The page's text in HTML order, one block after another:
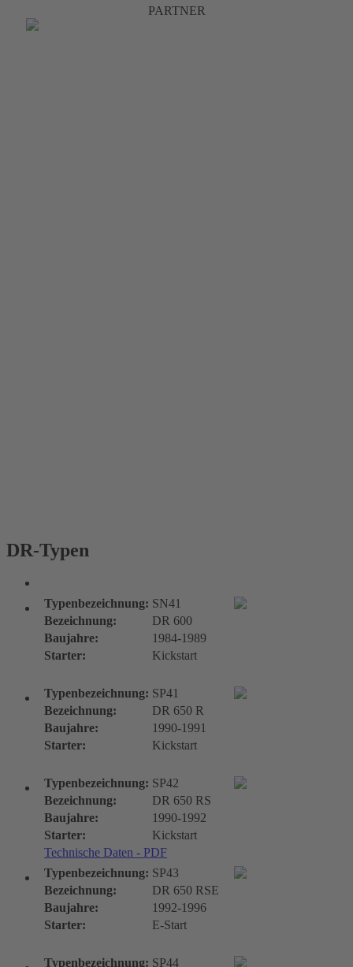
PARTNER
DR-Typen
Typenbezeichnung: SN41
Bezeichnung:
DR 600
Baujahre:
1984-1989
Starter:
Kickstart
Typenbezeichnung: SP41
Bezeichnung:
DR 650 R
Baujahre:
1990-1991
Starter:
Kickstart
Typenbezeichnung: SP42
Bezeichnung:
DR 650 RS
Baujahre:
1990-1992
Starter:
Kickstart
Technische Daten - PDF
Typenbezeichnung: SP43
Bezeichnung:
DR 650 RSE
Baujahre:
1992-1996
Starter:
E-Start
Typenbezeichnung: SP44